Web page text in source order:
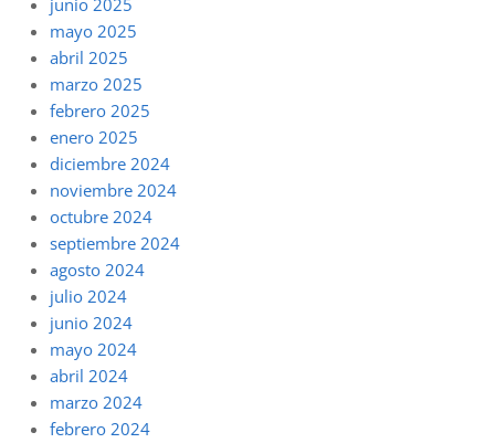
junio 2025
mayo 2025
abril 2025
marzo 2025
febrero 2025
enero 2025
diciembre 2024
noviembre 2024
octubre 2024
septiembre 2024
agosto 2024
julio 2024
junio 2024
mayo 2024
abril 2024
marzo 2024
febrero 2024